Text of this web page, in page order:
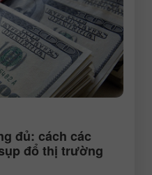
đủ: cách các
đổ thị trường